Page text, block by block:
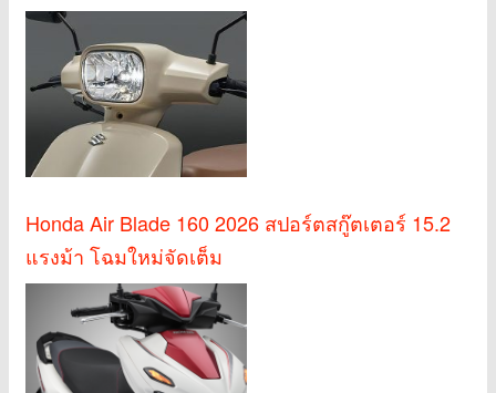
Honda Air Blade 160 2026 สปอร์ตสกู๊ตเตอร์ 15.2
แรงม้า โฉมใหม่จัดเต็ม